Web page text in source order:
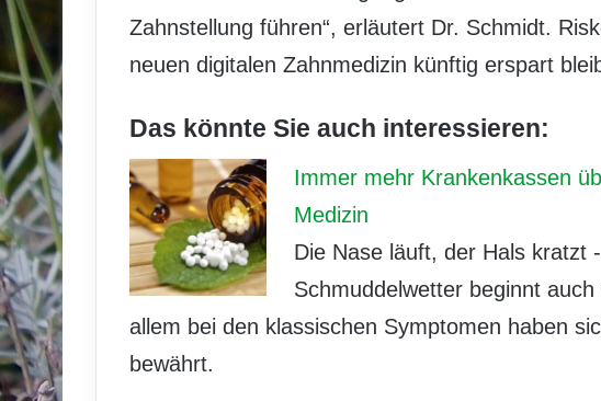
Zahnstellung führen“, erläutert Dr. Schmidt.
neuen digitalen Zahnmedizin künftig erspart
Das könnte Sie auch interessieren:
Immer mehr Krankenkassen
Medizin
Die Nase läuft, der Hals kratzt
Schmuddelwetter beginnt
allem bei den klassischen Symptomen haben
bewährt.